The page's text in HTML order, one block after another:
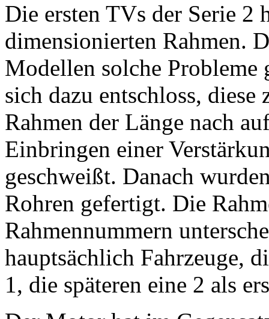
Die ersten TVs der Serie 2
dimensionierten Rahmen.
Modellen solche Probleme
sich dazu entschloss,
Rahmen der Länge nach
Einbringen einer
geschweißt. Danach
Rohren gefertigt. Die
Rahmennummern
hauptsächlich Fahrzeuge,
1, die späteren eine 2 als